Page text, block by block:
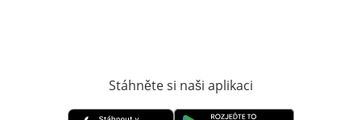
Stáhněte si naši aplikaci